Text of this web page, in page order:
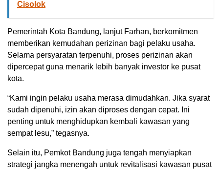
Cisolok
Pemerintah Kota Bandung, lanjut Farhan, berkomitmen
memberikan kemudahan perizinan bagi pelaku usaha.
Selama persyaratan terpenuhi, proses perizinan akan
dipercepat guna menarik lebih banyak investor ke pusat
kota.
“Kami ingin pelaku usaha merasa dimudahkan. Jika syarat
sudah dipenuhi, izin akan diproses dengan cepat. Ini
penting untuk menghidupkan kembali kawasan yang
sempat lesu,” tegasnya.
Selain itu, Pemkot Bandung juga tengah menyiapkan
strategi jangka menengah untuk revitalisasi kawasan pusat